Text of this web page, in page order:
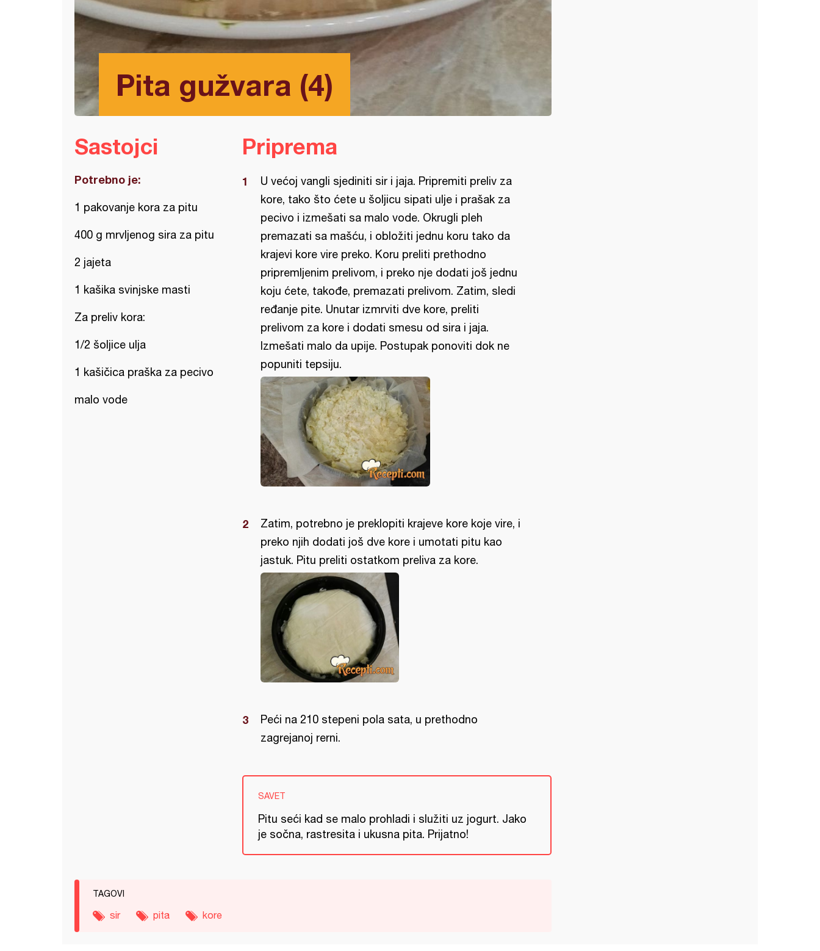
Pita gužvara (4)
Sastojci
Potrebno je:
1 pakovanje kora za pitu
400 g mrvljenog sira za pitu
2 jajeta
1 kašika svinjske masti
Za preliv kora:
1/2 šoljice ulja
1 kašičica praška za pecivo
malo vode
Priprema
U većoj vangli sjediniti sir i jaja. Pripremiti preliv za
kore, tako što ćete u šoljicu sipati ulje i prašak za
pecivo i izmešati sa malo vode. Okrugli pleh
premazati sa mašću, i obložiti jednu koru tako da
krajevi kore vire preko. Koru preliti prethodno
pripremljenim prelivom, i preko nje dodati još jednu
koju ćete, takođe, premazati prelivom. Zatim, sledi
ređanje pite. Unutar izmrviti dve kore, preliti
prelivom za kore i dodati smesu od sira i jaja.
Izmešati malo da upije. Postupak ponoviti dok ne
popuniti tepsiju.
Zatim, potrebno je preklopiti krajeve kore koje vire, i
preko njih dodati još dve kore i umotati pitu kao
jastuk. Pitu preliti ostatkom preliva za kore.
Peći na 210 stepeni pola sata, u prethodno
zagrejanoj rerni.
SAVET
Pitu seći kad se malo prohladi i služiti uz jogurt. Jako
je sočna, rastresita i ukusna pita. Prijatno!
TAGOVI
sir pita kore